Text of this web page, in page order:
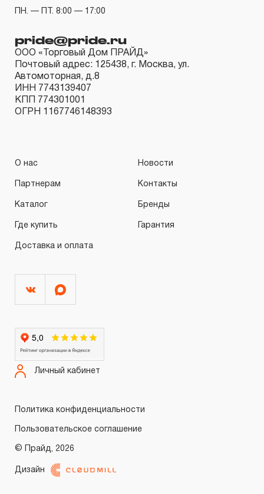
Доставка и оплата
Партнерам
Контакты
Войти
ПН. — ПТ. 8:00 — 17:00
pride@pride.ru
ООО «Торговый Дом ПРАЙД»
Почтовый адрес: 125438, г. Москва, ул.
Автомоторная, д.8
ИНН 7743139407
КПП 774301001
ОГРН 1167746148393
О нас Новости
Партнерам Контакты
Каталог Бренды
Где купить Гарантия
Доставка и оплата
Личный кабинет
Политика конфиденциальности
Пользовательское соглашение
© Прайд, 2026
Дизайн